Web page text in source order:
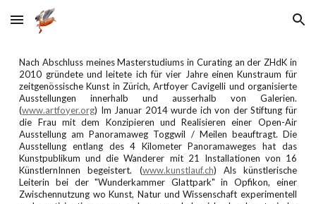
Skip to main content Skip to navigation
Nach Abschluss meines Masterstudiums in Curating an der ZHdK in
2010 gründete und leitete ich für vier Jahre einen Kunstraum für
zeitgenössische Kunst in Zürich, Artfoyer Cavigelli und organisierte
Ausstellungen innerhalb und ausserhalb von Galerien.
(www.artfoyer.org) Im Januar 2014 wurde ich von der Stiftung für
die Frau mit dem Konzipieren und Realisieren einer Open-Air
Ausstellung am Panoramaweg Toggwil / Meilen beauftragt. Die
Ausstellung entlang des 4 Kilometer Panoramaweges hat das
Kunstpublikum und die Wanderer mit 21 Installationen von 16
KünstlernInnen begeistert. (www.kunstlauf.ch) Als künstlerische
Leiterin bei der "Wunderkammer Glattpark" in Opfikon, einer
Zwischennutzung wo Kunst, Natur und Wissenschaft experimentell